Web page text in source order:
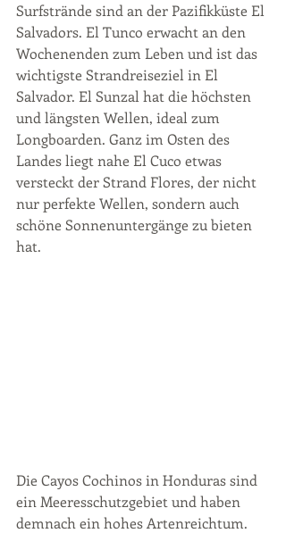
Surfstrände sind an der Pazifikküste El
Salvadors. El Tunco erwacht an den
Wochenenden zum Leben und ist das
wichtigste Strandreiseziel in El
Salvador. El Sunzal hat die höchsten
und längsten Wellen, ideal zum
Longboarden. Ganz im Osten des
Landes liegt nahe El Cuco etwas
versteckt der Strand Flores, der nicht
nur perfekte Wellen, sondern auch
schöne Sonnenuntergänge zu bieten
hat.
Die Cayos Cochinos in Honduras sind
ein Meeresschutzgebiet und haben
demnach ein hohes Artenreichtum.